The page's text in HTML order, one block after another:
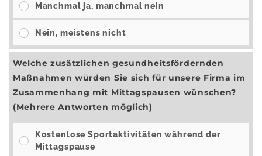
Manchmal ja, manchmal nein
Nein, meistens nicht
Welche zusätzlichen gesundheitsfördernden
Maßnahmen würden Sie sich für unsere Firma im
Zusammenhang mit Mittagspausen wünschen?
(Mehrere Antworten möglich)
Kostenlose Sportaktivitäten während der
Mittagspause